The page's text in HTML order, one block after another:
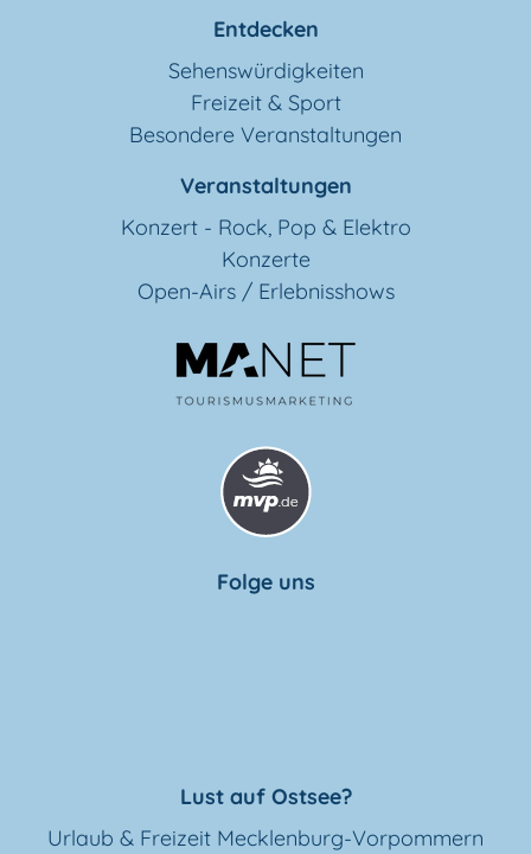
Entdecken
Sehenswürdigkeiten
Freizeit & Sport
Besondere Veranstaltungen
Veranstaltungen
Konzert - Rock, Pop & Elektro
Konzerte
Open-Airs / Erlebnisshows
Folge uns
Lust auf Ostsee?
Urlaub & Freizeit Mecklenburg-Vorpommern